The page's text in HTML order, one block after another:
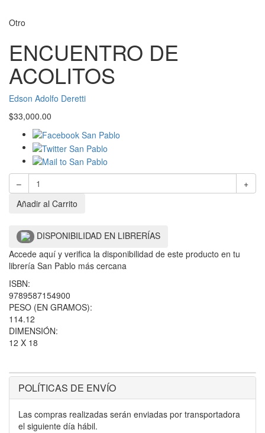
Otro
ENCUENTRO DE
ACOLITOS
Edson Adolfo Deretti
$33,000.00
–
+
Añadir al Carrito
DISPONIBILIDAD EN LIBRERÍAS
Accede aquí y verifica la disponibilidad de este producto en tu
librería San Pablo más cercana
ISBN:
9789587154900
PESO (EN GRAMOS):
114.12
DIMENSIÓN:
12 X 18
POLÍTICAS DE ENVÍO
Las compras realizadas serán enviadas por transportadora
el siguiente día hábil.